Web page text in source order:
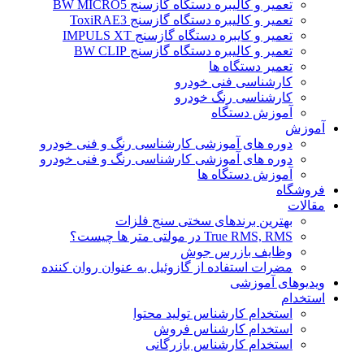
تعمیر و کالیبره دستگاه گازسنج BW MICRO5
تعمیر و کالیبره دستگاه گازسنج ToxiRAE3
تعمیر و کایبره دستگاه گازسنج IMPULS XT
تعمیر و کالیبره دستگاه گازسنج BW CLIP
تعمیر دستگاه ها
کارشناسی فنی خودرو
کارشناسی رنگ خودرو
آموزش دستگاه
آموزش
دوره های آموزشی کارشناسی رنگ و فنی خودرو
دوره های آموزشی کارشناسی رنگ و فنی خودرو
آموزش دستگاه ها
فروشگاه
مقالات
بهترین برندهای سختی سنج فلزات
True RMS, RMS در مولتی متر ها چیست؟
وظایف بازرس جوش
مضرات استفاده از گازوئیل به عنوان روان کننده
ویدیوهای آموزشی
استخدام
استخدام کارشناس تولید محتوا
استخدام کارشناس فروش
استخدام کارشناس بازرگانی